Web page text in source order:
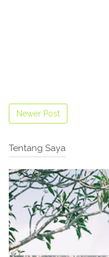
Newer Post
Tentang Saya